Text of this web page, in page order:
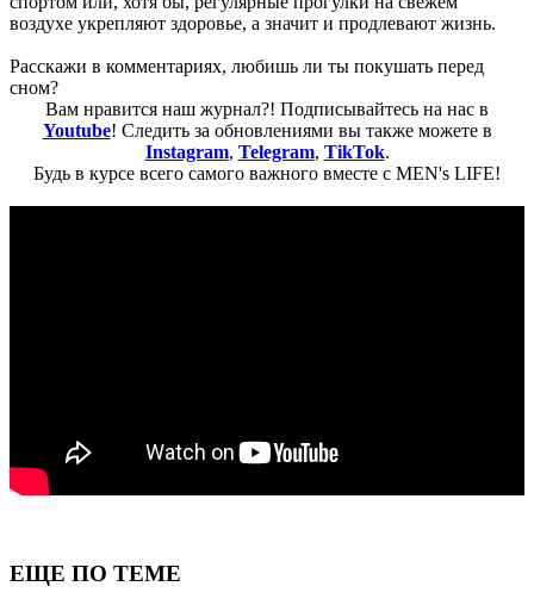
воздухе укрепляют здоровье, а значит и продлевают жизнь.
Расскажи в комментариях, любишь ли ты покушать перед
сном?
Вам нравится наш журнал?! Подписывайтесь на нас в
Youtube! Следить за обновлениями вы также можете в
Instagram, Telegram, TikTok.
Будь в курсе всего самого важного вместе с MEN's LIFE!
ЕЩЕ ПО ТЕМЕ